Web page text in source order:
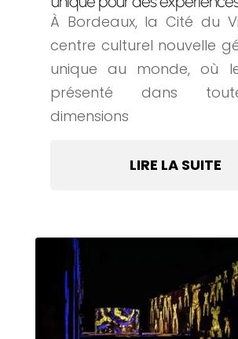
À Bordeaux, la Cité du
centre culturel nouvelle
unique au monde, où
présenté dans
dimensions
LIRE LA SUITE